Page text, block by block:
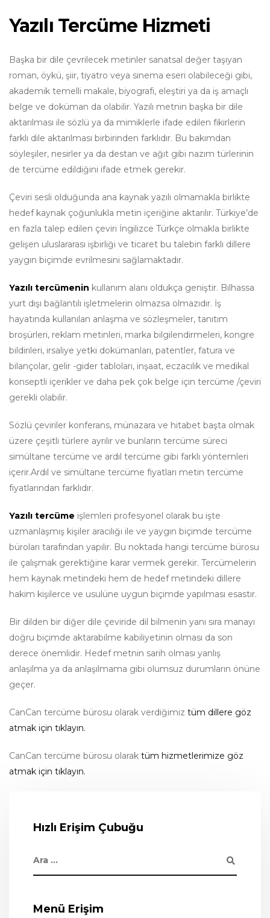
Yazılı Tercüme Hizmeti
Başka bir dile çevrilecek metinler sanatsal değer taşıyan
roman, öykü, şiir, tiyatro veya sinema eseri olabileceği gibi,
akademik temelli makale, biyografi, eleştiri ya da iş amaçlı
belge ve doküman da olabilir. Yazılı metnin başka bir dile
aktarılması ile sözlü ya da mimiklerle ifade edilen fikirlerin
farklı dile aktarılması birbirinden farklıdır. Bu bakımdan
söyleşiler, nesirler ya da destan ve ağıt gibi nazım türlerinin
de tercüme edildiğini ifade etmek gerekir.
Çeviri sesli olduğunda ana kaynak yazılı olmamakla birlikte
hedef kaynak çoğunlukla metin içeriğine aktarılır. Türkiye’de
en fazla talep edilen çeviri İngilizce Türkçe olmakla birlikte
gelişen uluslararası işbirliği ve ticaret bu talebin farklı dillere
yaygın biçimde evrilmesini sağlamaktadır.
Yazılı tercümenin kullanım alanı oldukça geniştir. Bilhassa
yurt dışı bağlantılı işletmelerin olmazsa olmazıdır. İş
hayatında kullanılan anlaşma ve sözleşmeler, tanıtım
broşürleri, reklam metinleri, marka bilgilendirmeleri, kongre
bildirileri, irsaliye yetki dokümanları, patentler, fatura ve
bilançolar, gelir -gider tabloları, inşaat, eczacılık ve medikal
konseptli içerikler ve daha pek çok belge için tercüme /çeviri
gerekli olabilir.
Sözlü çeviriler konferans, münazara ve hitabet başta olmak
üzere çeşitli türlere ayrılır ve bunların tercüme süreci
simültane tercüme ve ardıl tercüme gibi farklı yöntemleri
içerir.Ardıl ve simültane tercüme fiyatları metin tercüme
fiyatlarından farklıdır.
Yazılı tercüme işlemleri profesyonel olarak bu işte
uzmanlaşmış kişiler aracılığı ile ve yaygın biçimde tercüme
büroları tarafından yapılır. Bu noktada hangi tercüme bürosu
ile çalışmak gerektiğine karar vermek gerekir. Tercümelerin
hem kaynak metindeki hem de hedef metindeki dillere
hakim kişilerce ve usulüne uygun biçimde yapılması esastır.
Bir dilden bir diğer dile çeviride dil bilmenin yanı sıra manayı
doğru biçimde aktarabilme kabiliyetinin olması da son
derece önemlidir. Hedef metnin sarih olması yanlış
anlaşılma ya da anlaşılmama gibi olumsuz durumların önüne
geçer.
CanCan tercüme bürosu olarak verdiğimiz tüm dillere göz
atmak için tıklayın.
CanCan tercüme bürosu olarak tüm hizmetlerimize göz
atmak için tıklayın.
Hızlı Erişim Çubuğu
Menü Erişim